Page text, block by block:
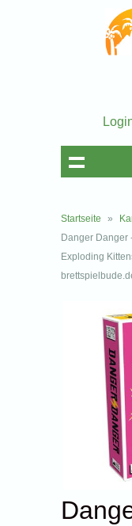
Startseite »
Danger Danger
Exploding